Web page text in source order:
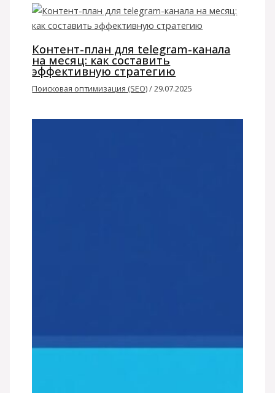
Контент-план для telegram-канала
на месяц: как составить
эффективную стратегию
Поисковая оптимизация (SEO)/29.07.2025